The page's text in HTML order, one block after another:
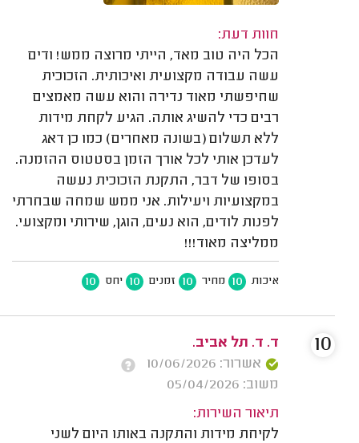
חוות דעת:
הכל היה טוב מאד, הייתי מרוצה ממש! ודים
עשה עבודה מקצועית ואיכותית. הזכוכית
שחיפשתי מאוד נדירה והוא עשה מאמצים
רבים כדי להשיג אותה. הגיע לקחת מידות
ללא תשלום (בשונה מאחרים) כמו כן דאג
לעדכן אותי לכל אורך הזמן בסטטוס ההזמנה.
בסופו של דבר, התקנת הזכוכית נעשה
במקצועיות ויעילות. אני ממש שמחה שבחרתי
לפנות לודים, הוא נעים, הוגן, שירותי ומקצועי.
ממליצה מאוד!!!
איכות 10 מחיר 10 זמנים 10 יחס 10
ד. ד. תל אביב.
אשרור: 10/06/2026
משוב: 05/04/2026
תיאור השירות:
לקיחת מידות והתקנה באותו היום לשני
10